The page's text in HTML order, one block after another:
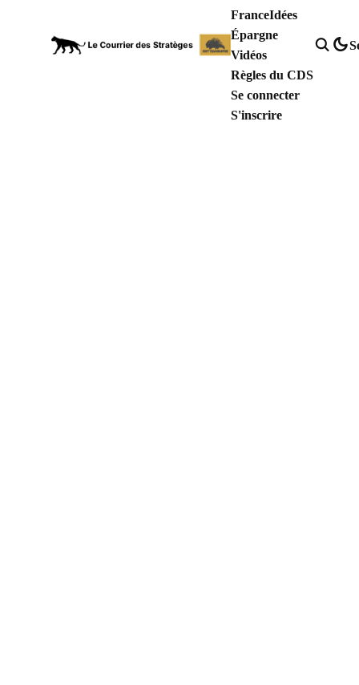
FranceIdées
Épargne
Vidéos
Règles du CDS
Se connecter
S'inscrire